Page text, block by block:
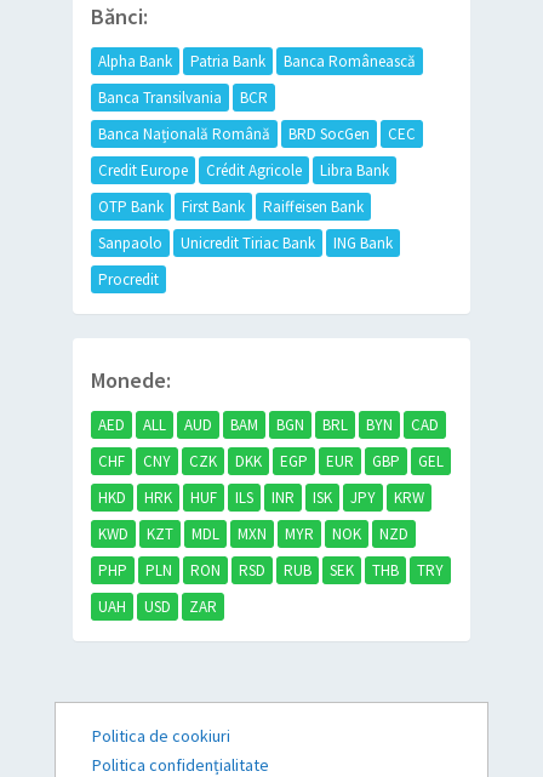
Bănci:
Alpha Bank Patria Bank
Banca Românească
Banca Transilvania
BCR
Banca Națională Română
BRD SocGen
CEC
Credit Europe
Crédit Agricole
Libra Bank
OTP Bank
First Bank
Raiffeisen Bank
Sanpaolo
Unicredit Tiriac Bank
ING Bank
Procredit
Monede:
AED ALL AUD BAM BGN BRL BYN
CAD
CHF
CNY CZK DKK EGP EUR GBP
GEL
HKD
HRK HUF ILS INR ISK JPY
KRW
KWD
KZT MDL MXN MYR NOK
NZD
PHP
PLN RON RSD RUB SEK THB
TRY
UAH
USD ZAR
Politica de cookiuri
Politica confidențialitate